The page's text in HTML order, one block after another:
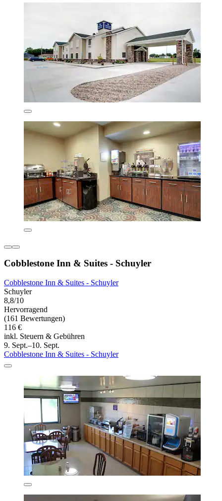
Cobblestone Inn & Suites - Schuyler
Cobblestone Inn & Suites - Schuyler
Schuyler
8,8/10
Hervorragend
(161 Bewertungen)
116 €
inkl. Steuern & Gebühren
9. Sept.–10. Sept.
Cobblestone Inn & Suites - Schuyler